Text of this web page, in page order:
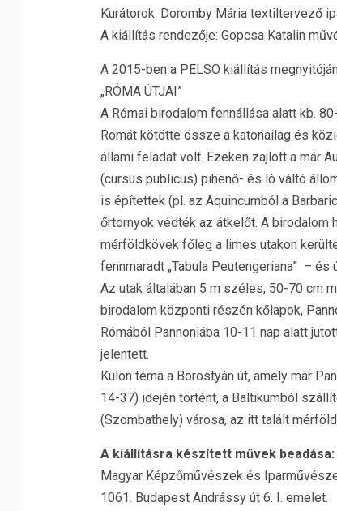
Kurátorok: Doromby Mária textiltervező
A kiállítás rendezője: Gopcsa Katalin
A 2015-ben a PELSO kiállítás
„RÓMA ÚTJAI”
A Római birodalom fennállása alatt kb.
Rómát kötötte össze a katonailag és
állami feladat volt. Ezeken zajlott a már
(cursus publicus) pihenő- és ló váltó
is építettek (pl. az Aquincumból a
őrtornyok védték az átkelőt. A birodalom
mérföldkövek főleg a limes utakon
fennmaradt „Tabula Peutengeriana” –
Az utak általában 5 m széles, 50-70 cm
birodalom központi részén kőlapok,
Rómából Pannoniába 10-11 nap alatt
jelentett.
Külön téma a Borostyán út, amely már
14-37) idején történt, a Baltikumból
(Szombathely) városa, az itt talált
A kiállításra készített művek beadása:
Magyar Képzőművészek és
1061. Budapest Andrássy út 6. I. emelet.